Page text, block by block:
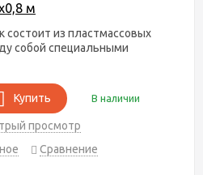
м
состоит из пластмассовых
собой специальными
Купить В наличии
просмотр
Сравнение